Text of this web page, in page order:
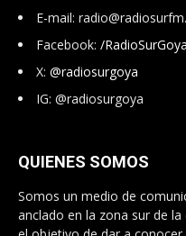
E-mail:
Facebook: /RadioSurGoya
X: @radiosurgoya
IG: @radiosurgoya
QUIENES SOMOS
Somos un medio de
anclado en la zona sur de